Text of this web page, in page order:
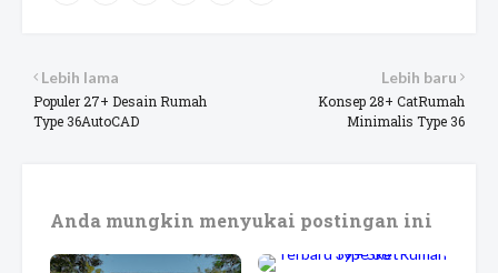
Lebih baru
Konsep 28+ CatRumah
Minimalis Type 36
Lebih lama
Populer 27+ Desain Rumah
Type 36AutoCAD
Anda mungkin menyukai postingan ini